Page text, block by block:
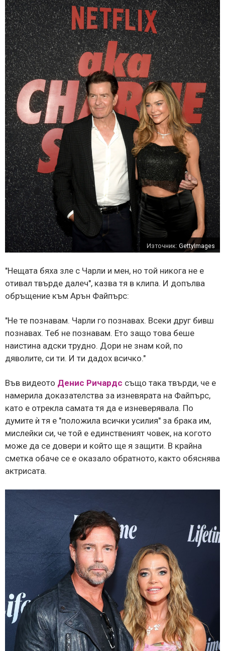
Източник: GettyImages
"Нещата бяха зле с Чарли и мен, но той никога не е
отивал твърде далеч", казва тя в клипа. И допълва
обръщение към Арън Файпърс:
"Не те познавам. Чарли го познавах. Всеки друг бивш
познавах. Теб не познавам. Ето защо това беше
наистина адски трудно. Дори не знам кой, по
дяволите, си ти. И ти дадох всичко."
Във видеото Денис Ричардс също така твърди, че е
намерила доказателства за изневярата на Файпърс,
като е отрекла самата тя да е изневерявала. По
думите ѝ тя е "положила всички усилия" за брака им,
мислейки си, че той е единственият човек, на когото
може да се довери и който ще я защити. В крайна
сметка обаче се е оказало обратното, както обяснява
актрисата.